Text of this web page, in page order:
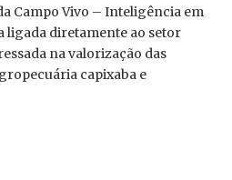
Campo Vivo – Inteligência em
ligada diretamente ao setor
na valorização das
capixaba e